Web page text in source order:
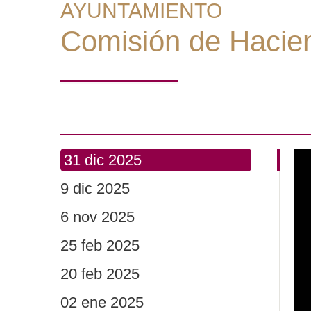
AYUNTAMIENTO
Comisión de
31 dic 2025
9 dic 2025
6 nov 2025
25 feb 2025
20 feb 2025
02 ene 2025